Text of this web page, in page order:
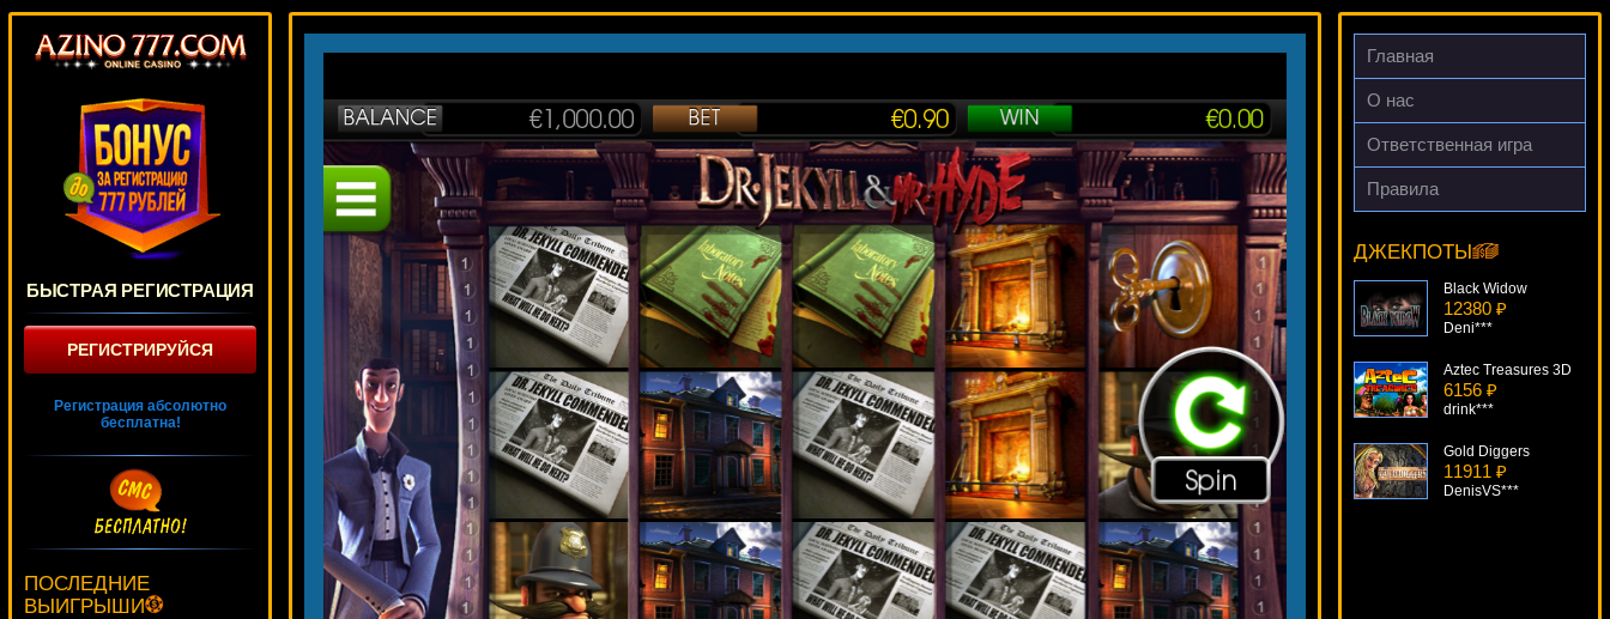
БЫСТРАЯ РЕГИСТРАЦИЯ
РЕГИСТРИРУЙСЯ
Регистрация абсолютно
бесплатна!
ПОСЛЕДНИЕ
ВЫИГРЫШИ
2837 ₽
loto***
Главная
О нас
Ответственная игра
Правила
ДЖЕКПОТЫ
The Mummy
kat***
Black Widow
12380 ₽
Deni***
Aztec Treasures 3D
6156 ₽
drink***
Gold Diggers
11911 ₽
DenisVS***